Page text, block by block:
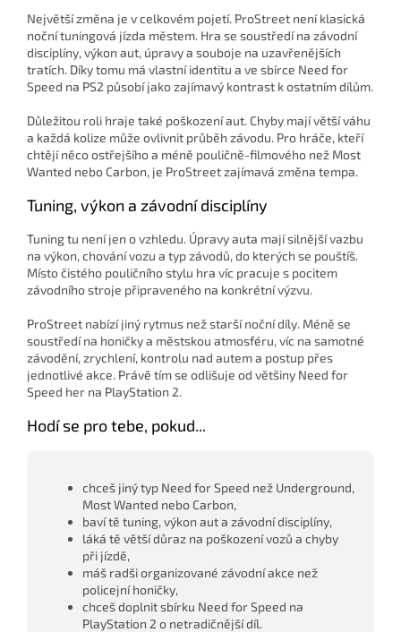
Největší změna je v celkovém pojetí. ProStreet není klasická
noční tuningová jízda městem. Hra se soustředí na závodní
disciplíny, výkon aut, úpravy a souboje na uzavřenějších
tratích. Díky tomu má vlastní identitu a ve sbírce Need for
Speed na PS2 působí jako zajímavý kontrast k ostatním dílům.
Důležitou roli hraje také poškození aut. Chyby mají větší váhu
a každá kolize může ovlivnit průběh závodu. Pro hráče, kteří
chtějí něco ostřejšího a méně pouličně-filmového než Most
Wanted nebo Carbon, je ProStreet zajímavá změna tempa.
Tuning, výkon a závodní disciplíny
Tuning tu není jen o vzhledu. Úpravy auta mají silnější vazbu
na výkon, chování vozu a typ závodů, do kterých se pouštíš.
Místo čistého pouličního stylu hra víc pracuje s pocitem
závodního stroje připraveného na konkrétní výzvu.
ProStreet nabízí jiný rytmus než starší noční díly. Méně se
soustředí na honičky a městskou atmosféru, víc na samotné
závodění, zrychlení, kontrolu nad autem a postup přes
jednotlivé akce. Právě tím se odlišuje od většiny Need for
Speed her na PlayStation 2.
Hodí se pro tebe, pokud...
chceš jiný typ Need for Speed než Underground,
Most Wanted nebo Carbon,
baví tě tuning, výkon aut a závodní disciplíny,
láká tě větší důraz na poškození vozů a chyby
při jízdě,
máš radši organizované závodní akce než
policejní honičky,
chceš doplnit sbírku Need for Speed na
PlayStation 2 o netradičnější díl.